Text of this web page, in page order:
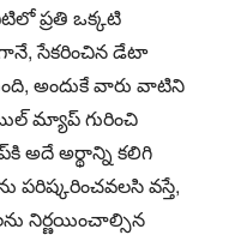
ప్రతి ఒక్కటి
సేకరించిన డేటా
అందుకే వారు వాటిని
మ్యాప్ గురించి
అదే అర్థాన్ని కలిగి
పరిష్కరించవలసి వస్తే,
నిర్ణయించాల్సిన